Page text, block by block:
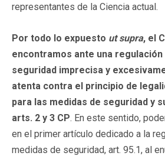
representantes de la Ciencia actual.
Por todo lo expuesto ut supra, el
encontramos ante una regulación
seguridad imprecisa y
atenta contra el principio de
para las medidas de seguridad y
arts. 2 y 3 CP. En este sentido,
en el primer artículo dedicado a la
medidas de seguridad, art. 95.1, al